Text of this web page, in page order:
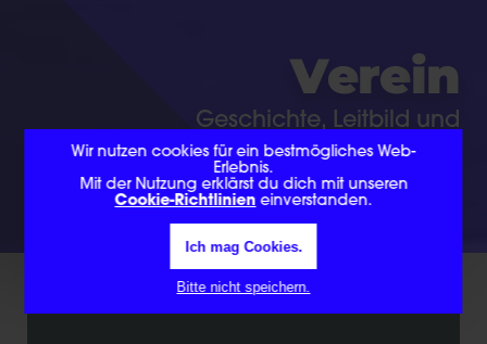
Wir nutzen cookies für ein bestmögliches Web-
Erlebnis.
Mit der Nutzung erklärst du dich mit unseren
Cookie-Richtlinien einverstanden.
Ich mag Cookies.
Bitte nicht speichern.
Verein
Geschichte, Leitbild und
Selbstverständnis